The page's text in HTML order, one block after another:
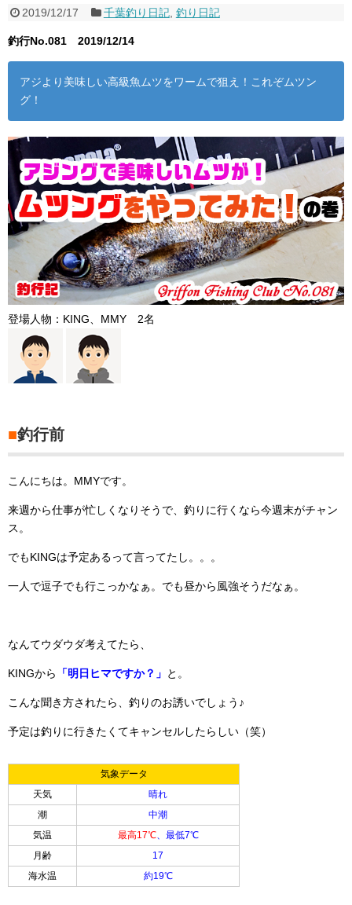
2019/12/17 千葉釣り日記, 釣り日記
釣行No.081 2019/12/14
アジより美味しい高級魚ムツをワームで狙え！これぞムツン
グ！
登場人物：KING、MMY 2名
■釣行前
こんにちは。MMYです。
来週から仕事が忙しくなりそうで、釣りに行くなら今週末がチャン
ス。
でもKINGは予定あるって言ってたし。。。
一人で逗子でも行こっかなぁ。でも昼から風強そうだなぁ。
なんてウダウダ考えてたら、
KINGから 「明日ヒマですか？」 と。
こんな聞き方されたら、釣りのお誘いでしょう♪
予定は釣りに行きたくてキャンセルしたらしい（笑）
気象データ
天気
晴れ
潮
中潮
気温
最高17℃、最低7℃
月齢
17
海水温
約19℃